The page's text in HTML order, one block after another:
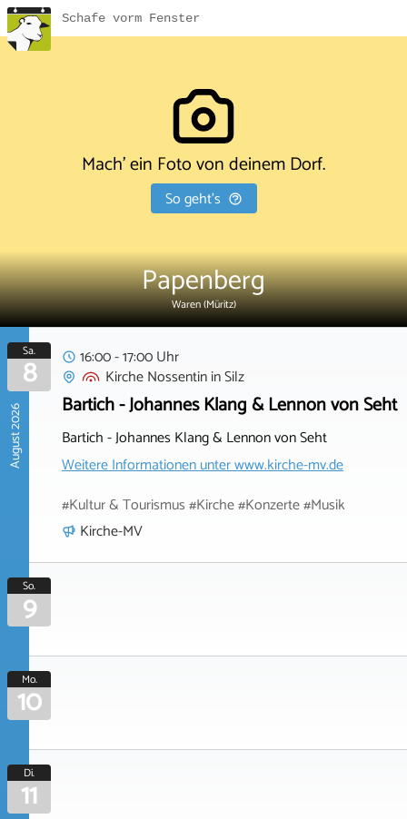
Schafe vorm Fenster
Mach' ein Foto von deinem Dorf.
So geht's
Papenberg
Waren (Müritz)
August 2026
Sa.
8
16:00 - 17:00 Uhr
Kirche NossentininSilz
Bartich - Johannes Klang & Lennon von Seht
Bartich - Johannes Klang & Lennon von Seht
Weitere Informationen unterwww.kirche-mv.de
#Kultur & Tourismus #Kirche #Konzerte #Musik
Kirche-MV
So.
9
Mo.
10
Di.
11